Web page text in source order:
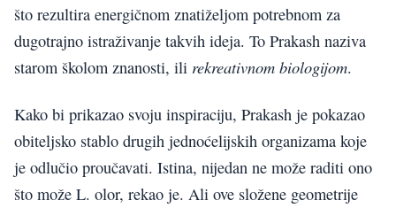
što rezultira energičnom znatiželjom potrebnom za
dugotrajno istraživanje takvih ideja. To Prakash naziva
starom školom znanosti, ili rekreativnom biologijom.
Kako bi prikazao svoju inspiraciju, Prakash je pokazao
obiteljsko stablo drugih jednoćelijskih organizama koje
je odlučio proučavati. Istina, nijedan ne može raditi ono
što može L. olor, rekao je. Ali ove složene geometrije